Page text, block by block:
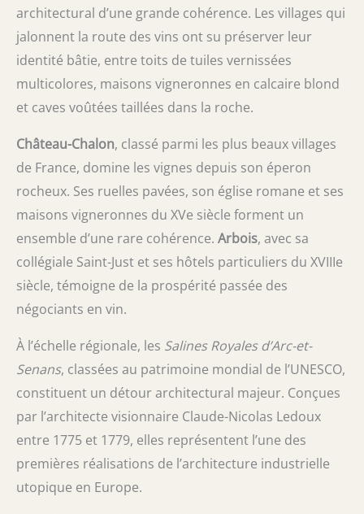
architectural d’une grande cohérence. Les villages qui
jalonnent la route des vins ont su préserver leur
identité bâtie, entre toits de tuiles vernissées
multicolores, maisons vigneronnes en calcaire blond
et caves voûtées taillées dans la roche.
Château-Chalon, classé parmi les plus beaux villages
de France, domine les vignes depuis son éperon
rocheux. Ses ruelles pavées, son église romane et ses
maisons vigneronnes du XVe siècle forment un
ensemble d’une rare cohérence. Arbois, avec sa
collégiale Saint-Just et ses hôtels particuliers du XVIIIe
siècle, témoigne de la prospérité passée des
négociants en vin.
À l’échelle régionale, les Salines Royales d’Arc-et-
Senans, classées au patrimoine mondial de l’UNESCO,
constituent un détour architectural majeur. Conçues
par l’architecte visionnaire Claude-Nicolas Ledoux
entre 1775 et 1779, elles représentent l’une des
premières réalisations de l’architecture industrielle
utopique en Europe.